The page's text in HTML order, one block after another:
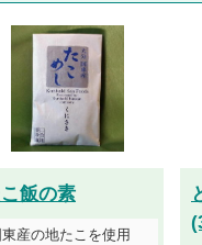
飯の素
東産の地たこを使用